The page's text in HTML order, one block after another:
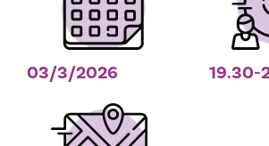
03/3/2026 19.30-